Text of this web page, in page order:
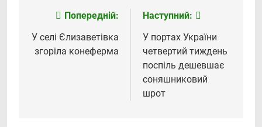
Навігація
записів
Попередній:
У селі Єлизаветівка
згоріла конеферма
Наступний:
У портах України
четвертий тиждень
поспіль дешевшає
соняшниковий
шрот